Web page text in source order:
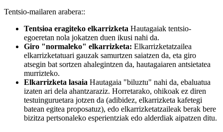
Tentsio-mailaren arabera::
Tentsioa eragiteko elkarrizketa Hautagaiak tentsio-
egoeretan nola jokatzen duen ikusi nahi da.
Giro "normaleko" elkarrizketa: Elkarrizketatzailea
elkarrizketatuari gauzak samurtzen saiatzen da, eta giro
atsegin bat sortzen ahalegintzen da, hautagaiaren antsietatea
murrizteko.
Elkarrizketa lasaia Hautagaia "biluztu" nahi da, ebaluatua
izaten ari dela ahantzaraziz. Horretarako, ohikoak ez diren
testuinguruetara jotzen da (adibidez, elkarrizketa kafetegi
batean egitea proposatuz), edo elkarrizketatzaileak berak bere
bizitza pertsonaleko esperientziak edo alderdiak aipatzen ditu.